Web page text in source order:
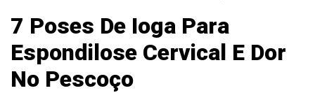
7 Poses De Ioga Para
Espondilose Cervical E Dor
No Pescoço